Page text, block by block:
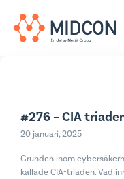
#276 – CIA
20 januari, 2025
Grunden inom
kallade CIA-triaden. Vad